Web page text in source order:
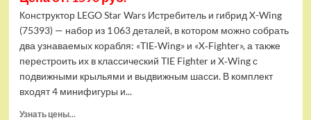
Конструктор LEGO Star Wars Истребитель и гибрид X-Wing
(75393) — набор из 1 063 деталей, в котором можно собрать
два узнаваемых корабля: «TIE‑Wing» и «X‑Fighter», а также
перестроить их в классический TIE Fighter и X‑Wing с
подвижными крыльями и выдвижным шасси. В комплект
входят 4 минифигуры и...
Узнать цены...